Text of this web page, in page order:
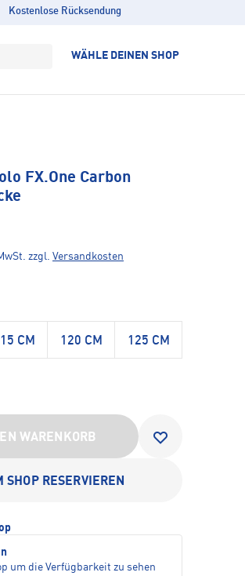
Kostenlose Rücksendung
WÄHLE DEINEN SHOP
FX.One Carbon
zzgl. Versandkosten
CM 120 CM 125 CM
WARENKORB
SHOP RESERVIEREN
um die Verfügbarkeit zu sehen